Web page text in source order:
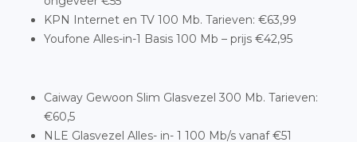
KPN Internet en TV 100 Mb. Tarieven: €63,99
Youfone Alles-in-1 Basis 100 Mb – prijs €42,95
Caiway Gewoon Slim Glasvezel 300 Mb. Tarieven:
€60,5
NLE Glasvezel Alles- in- 1 100 Mb/s vanaf €51